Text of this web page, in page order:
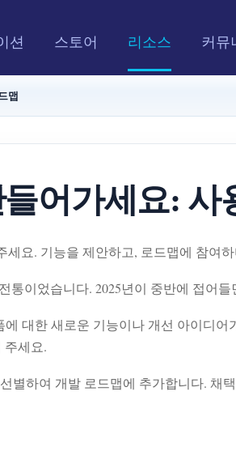
션 스토어 리소스 커뮤
맵
어가세요: 사
요. 기능을 제안하고, 로드맵에 참여
이었습니다. 2025년이 중반에 접어
대한 새로운 기능이나 개선 아이디
주세요.
별하여 개발 로드맵에 추가합니다. 채